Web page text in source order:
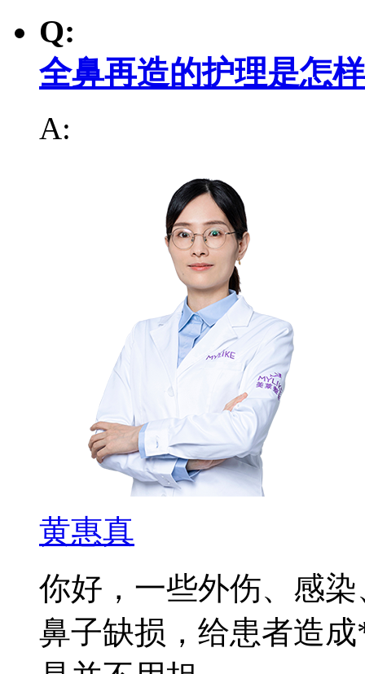
Q:
全鼻再造的护理是怎
A:
黄惠真
你好，一些外伤、感
鼻子缺损，给患者造